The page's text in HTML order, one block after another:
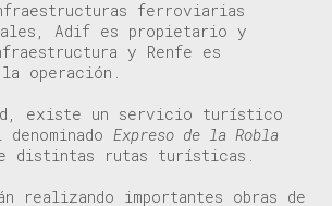
ferroviarias
Adif es propietario y
y Renfe es
la operación.
existe un servicio turístico
Expreso de la Robla
distintas rutas turísticas.
realizando importantes obras de